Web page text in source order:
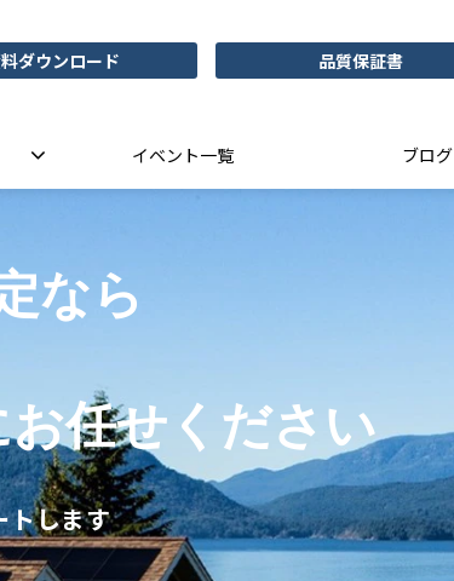
ダウンロード 品質保証書
イベント一覧 ブログ
なら
お任せください
トします